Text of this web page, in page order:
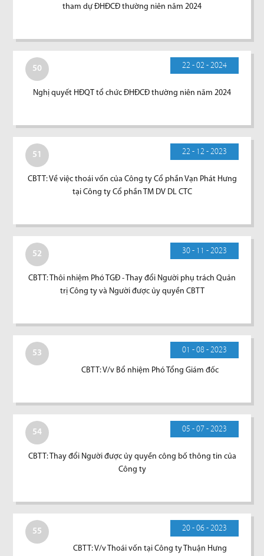
tham dự ĐHĐCĐ thường niên năm 2024
50 22 - 02 - 2024
Nghị quyết HĐQT tổ chức ĐHĐCĐ thường niên năm 2024
51 22 - 12 - 2023
CBTT: Về việc thoái vốn của Công ty Cổ phần Vạn Phát Hưng
tại Công ty Cổ phần TM DV DL CTC
52 30 - 11 - 2023
CBTT: Thôi nhiệm Phó TGĐ - Thay đổi Người phụ trách Quản
trị Công ty và Người được ủy quyền CBTT
53 01 - 08 - 2023
CBTT: V/v Bổ nhiệm Phó Tổng Giám đốc
54 05 - 07 - 2023
CBTT: Thay đổi Người được ủy quyền công bố thông tin của
Công ty
55 20 - 06 - 2023
CBTT: V/v Thoái vốn tại Công ty Thuận Hưng